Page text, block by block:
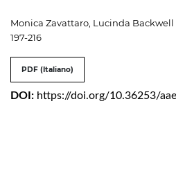
Monica Zavattaro, Lucinda Backwell
197-216
PDF (Italiano)
DOI: https://doi.org/10.36253/